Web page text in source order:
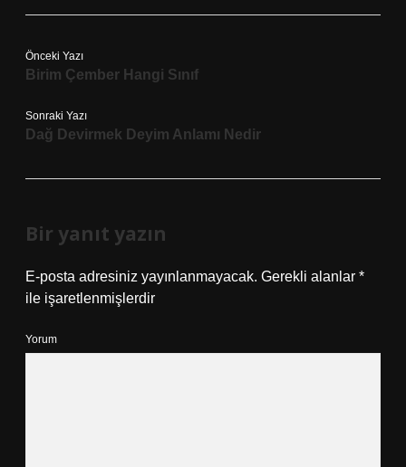
Önceki Yazı
Birim Çember Hangi Sınıf
Sonraki Yazı
Dağ Devirmek Deyim Anlamı Nedir
Bir yanıt yazın
E-posta adresiniz yayınlanmayacak. Gerekli alanlar *
ile işaretlenmişlerdir
Yorum